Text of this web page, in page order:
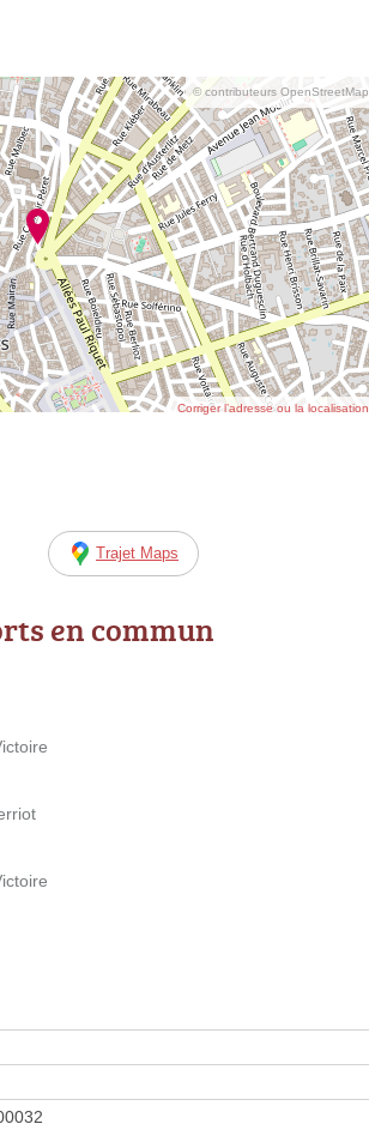
© contributeurs OpenStreetMap
Corriger l’adresse ou la localisation
Trajet Maps
en commun